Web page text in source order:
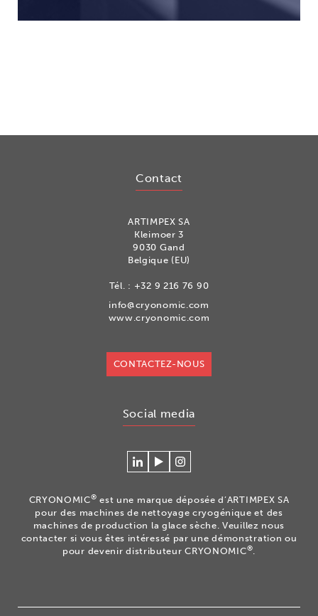
Contact
ARTIMPEX SA
Kleimoer 3
9030 Gand
Belgique (EU)
Tél. : +32 9 216 76 90
info@cryonomic.com
www.cryonomic.com
CONTACTEZ-NOUS
Social media
Se
Cryonomic
sur
Linkedin
Regardez
vidéos
sur
la
chaîne
Youtube
Volg
op
Instagram
CRYONOMIC® est une marque déposée d’ARTIMPEX SA
pour des machines de nettoyage cryogénique et des
machines de production la glace sèche. Veuillez nous
contacter si vous êtes intéressé par une démonstration ou
pour devenir distributeur CRYONOMIC®.